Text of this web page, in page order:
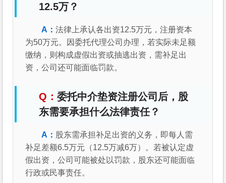
12.5万？
法律上承认各出资12.5万元，注册资本
为50万元。因委托代理公司办理，若实际未足额
缴纳，则构成虚假出资或抽逃出资，需补足出
资，公司还可能面临罚款。
委托中介垫资注册公司后，股
东需要承担什么法律责任？
股东需承担补足出资的义务，即每人需
补足差额6.5万元（12.5万减6万）。若被认定虚
假出资，公司可能被处以罚款，股东还可能面临
行政或民事责任。